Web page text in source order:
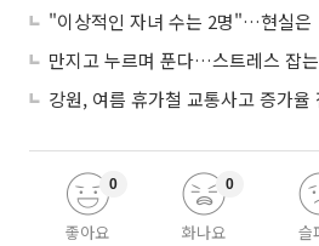
"이상적인 자녀 수는 2명"…현실은
만지고 누르며 푼다…스트레스 잡
강원, 여름 휴가철 교통사고 증가율
좋아요
0
화나요
0
슬